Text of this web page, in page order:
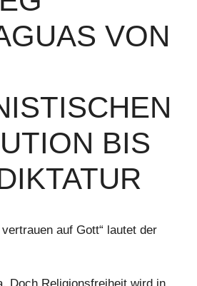
VON
BIS
auf Gott“ lautet der